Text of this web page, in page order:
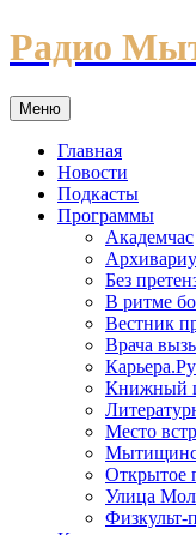
Перейти
к
Радио
Меню
Главная
Новости
Подкасты
Программы
Академчас
Без
В ритме
Вестник
Врача
Карьера.Ру
Книжный
Место
Открытое
Улица
Физкульт-